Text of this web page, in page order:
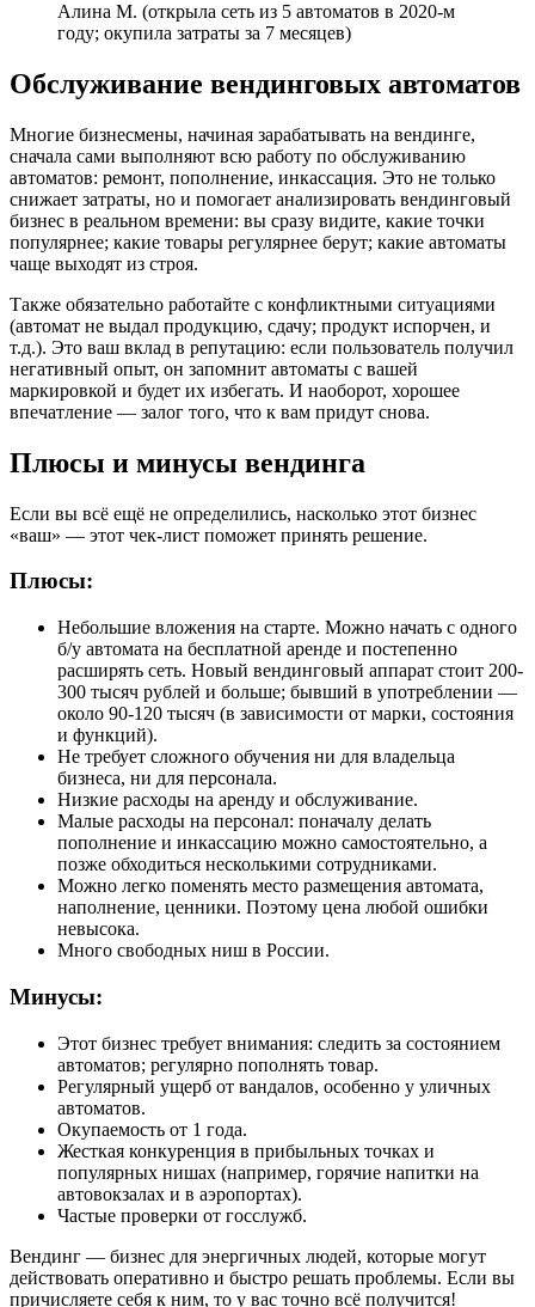
Алина М. (открыла сеть из 5 автоматов в 2020-м
году; окупила затраты за 7 месяцев)
Обслуживание вендинговых автоматов
Многие бизнесмены, начиная зарабатывать на вендинге,
сначала сами выполняют всю работу по обслуживанию
автоматов: ремонт, пополнение, инкассация. Это не только
снижает затраты, но и помогает анализировать вендинговый
бизнес в реальном времени: вы сразу видите, какие точки
популярнее; какие товары регулярнее берут; какие автоматы
чаще выходят из строя.
Также обязательно работайте с конфликтными ситуациями
(автомат не выдал продукцию, сдачу; продукт испорчен, и
т.д.). Это ваш вклад в репутацию: если пользователь получил
негативный опыт, он запомнит автоматы с вашей
маркировкой и будет их избегать. И наоборот, хорошее
впечатление — залог того, что к вам придут снова.
Плюсы и минусы вендинга
Если вы всё ещё не определились, насколько этот бизнес
«ваш» — этот чек-лист поможет принять решение.
Плюсы:
Небольшие вложения на старте. Можно начать с одного
б/у автомата на бесплатной аренде и постепенно
расширять сеть. Новый вендинговый аппарат стоит 200-
300 тысяч рублей и больше; бывший в употреблении —
около 90-120 тысяч (в зависимости от марки, состояния
и функций).
Не требует сложного обучения ни для владельца
бизнеса, ни для персонала.
Низкие расходы на аренду и обслуживание.
Малые расходы на персонал: поначалу делать
пополнение и инкассацию можно самостоятельно, а
позже обходиться несколькими сотрудниками.
Можно легко поменять место размещения автомата,
наполнение, ценники. Поэтому цена любой ошибки
невысока.
Много свободных ниш в России.
Минусы:
Этот бизнес требует внимания: следить за состоянием
автоматов; регулярно пополнять товар.
Регулярный ущерб от вандалов, особенно у уличных
автоматов.
Окупаемость от 1 года.
Жесткая конкуренция в прибыльных точках и
популярных нишах (например, горячие напитки на
автовокзалах и в аэропортах).
Частые проверки от госслужб.
Вендинг — бизнес для энергичных людей, которые могут
действовать оперативно и быстро решать проблемы. Если вы
причисляете себя к ним, то у вас точно всё получится!